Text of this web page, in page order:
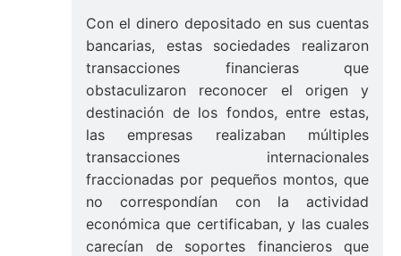
Con el dinero depositado en sus cuentas
bancarias, estas sociedades realizaron
transacciones financieras que
obstaculizaron reconocer el origen y
destinación de los fondos, entre estas,
las empresas realizaban múltiples
transacciones internacionales
fraccionadas por pequeños montos, que
no correspondían con la actividad
económica que certificaban, y las cuales
carecían de soportes financieros que